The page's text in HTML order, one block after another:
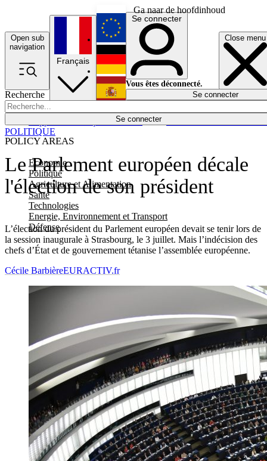
Ga naar de hoofdinhoud
Open sub
navigation
Close menu
Recherche
Se connecter
POLICY AREAS
Economie
Politique
Agriculture et Alimentation
Santé
Technologies
Energie, Environnement et Transport
Défense
Économie
Français
English
Deutsch
Español
Se connecter
Vous êtes déconnecté.
Se connecter
Le Parlement européen décale
l'élection de son président
L’élection du président du Parlement européen devait se tenir lors de
la session inaugurale à Strasbourg, le 3 juillet. Mais l’indécision des
chefs d’État et de gouvernement tétanise l’assemblée européenne.
POLITIQUE
Cécile BarbièreEURACTIV.fr